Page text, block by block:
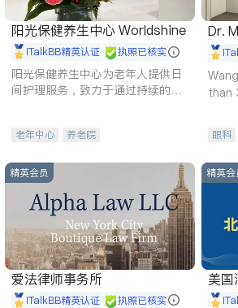
阳光保健养生中心 Worldshine
iTalkBB精英认证 执照已核实
阳光保健养生中心为老年人提供日
间护理服务，致力于通过持续的护
老年中心 养老院
Dr.
than
眼科
精英会员
爱法律师事务所
iTalkBB精英认证 执照已核实
精英会
美